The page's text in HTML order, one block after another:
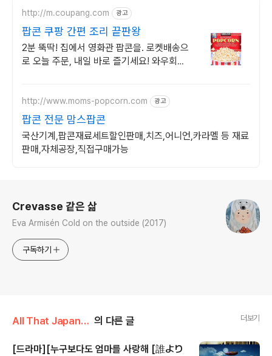
http://m.coupang.com 광고
팝콘 쿠팡 간편 조리 끝판왕
2분 뚝딱! 집에서 영화관 팝콘을. 로켓배송으
로 오늘 주문, 내일 바로 즐기세요! 와우회원
http://www.moms-popcorn.com 광고
팝콘 전문 맘스팝콘
국산기계,팝콘재료세트할인판매,치즈,어니언,카라멜 등 재료
판매,자체공장,직접구매가능
Crevasse 같은 삶
Eva Armisén Cold on the outside (2017)
구독하기
All That Japan/Japan Drama 의 다른 글 더보기
[드라마][누구보다도 엄마를 사랑해 [誰より